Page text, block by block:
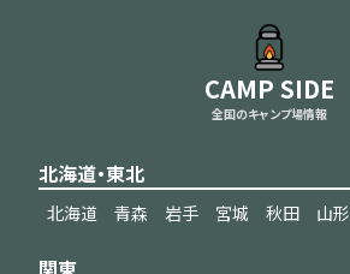
CAMP SIDE
全国のキャンプ場情報
北海道・東北
北海道 青森 岩手 宮城 秋田 山形
関東